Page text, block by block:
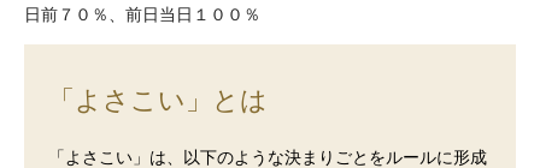
日前７０％、前日当日１００％
「よさこい」とは
「よさこい」は、以下のような決まりごとをルールに形成